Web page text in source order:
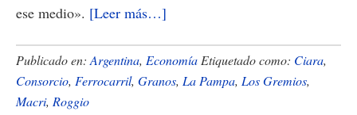
ese medio». [Leer más…]
Exportadores
de
Publicado en: Argentina, Economía Etiquetado como: Ciara,
Consorcio, Ferrocarril, Granos, La Pampa, Los Gremios,
Macri, Roggio